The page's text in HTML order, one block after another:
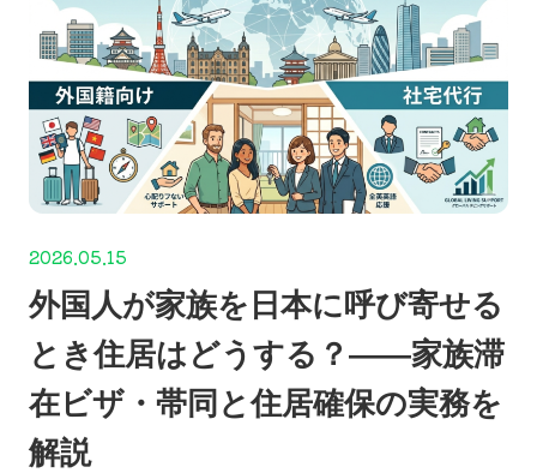
2026.05.15
外国人が家族を日本に呼び寄せる
とき住居はどうする？——家族滞
在ビザ・帯同と住居確保の実務を
解説